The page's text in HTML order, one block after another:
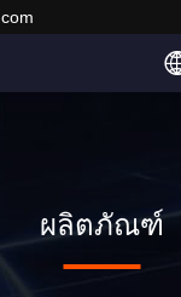
ผลิตภัณฑ์